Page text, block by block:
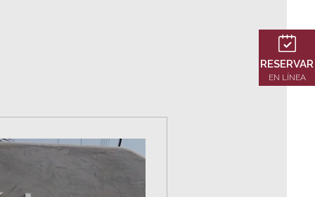
RESERVAR
EN LÍNEA